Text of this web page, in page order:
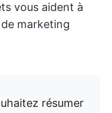
vous aident à
marketing
résumer